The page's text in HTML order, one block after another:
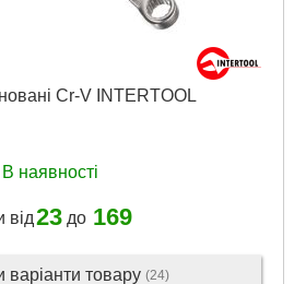
Cr-V INTERTOOL
В наявності
від23до 169
варіанти товару (24)